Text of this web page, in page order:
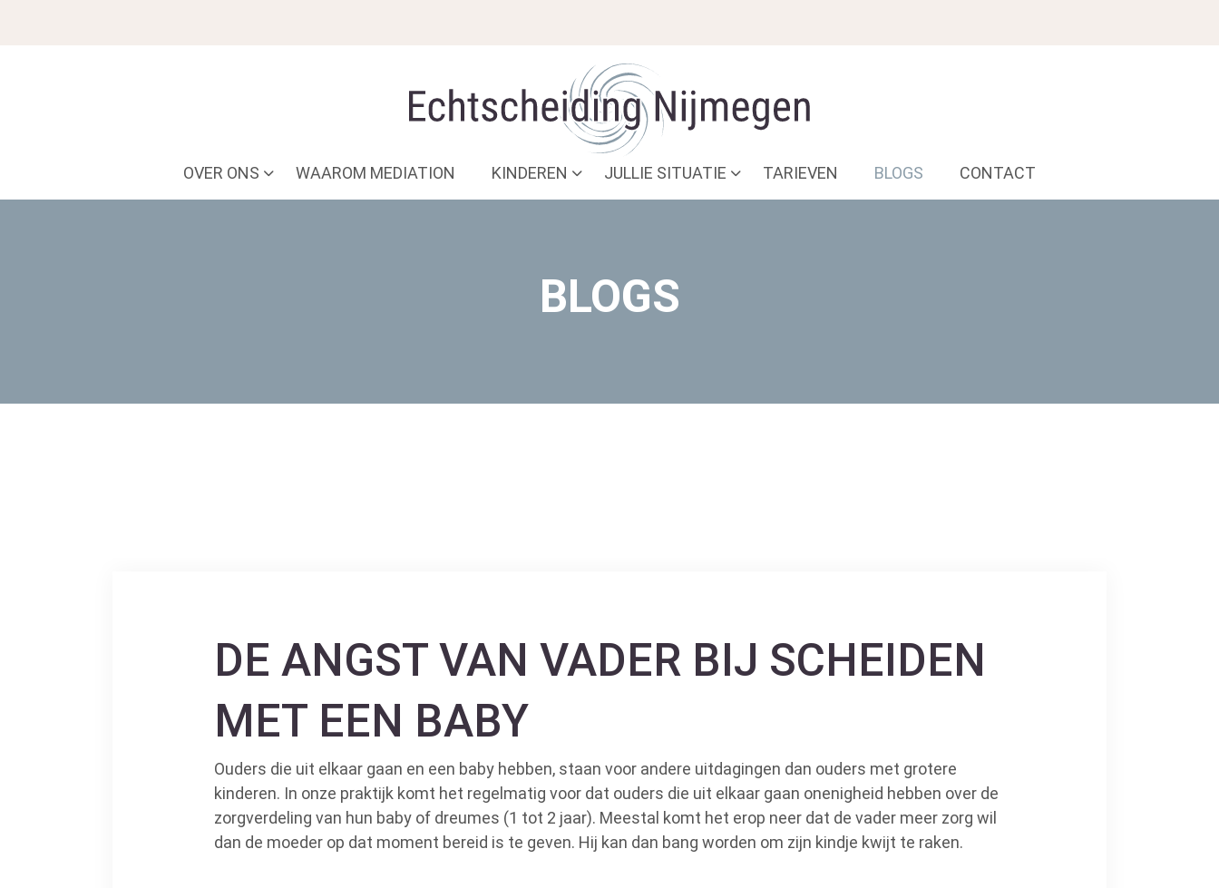
OVER ONS WAAROM MEDIATION KINDEREN JULLIE SITUATIE TARIEVEN BLOGS CONTACT
BLOGS
DE ANGST VAN VADER BIJ SCHEIDEN
MET EEN BABY
Ouders die uit elkaar gaan en een baby hebben, staan voor andere uitdagingen dan ouders met grotere
kinderen. In onze praktijk komt het regelmatig voor dat ouders die uit elkaar gaan onenigheid hebben over de
zorgverdeling van hun baby of dreumes (1 tot 2 jaar). Meestal komt het erop neer dat de vader meer zorg wil
dan de moeder op dat moment bereid is te geven. Hij kan dan bang worden om zijn kindje kwijt te raken.